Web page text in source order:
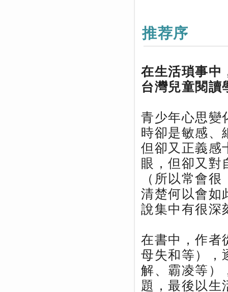
推荐序
在生活瑣事中
台灣兒童閱讀
青少年心思變
時卻是敏感、
但卻又正義感
眼，但卻又對
（所以常會
清楚何以會如
說集中有很深
在書中，作者
母失和等），
解、霸凌等）
題，最後以生